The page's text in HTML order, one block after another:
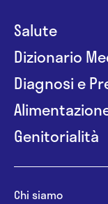
Salute
Dizionario
Diagnosi e
Genitorialità
Chi siamo